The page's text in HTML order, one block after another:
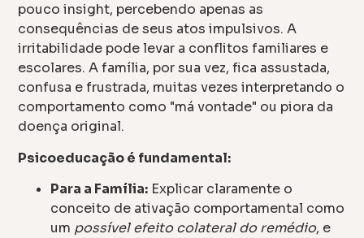
pouco insight, percebendo apenas as
consequências de seus atos impulsivos. A
irritabilidade pode levar a conflitos familiares e
escolares. A família, por sua vez, fica assustada,
confusa e frustrada, muitas vezes interpretando o
comportamento como "má vontade" ou piora da
doença original.
Psicoeducação é fundamental:
Para a Família: Explicar claramente o
conceito de ativação comportamental como
um possível efeito colateral do remédio, e